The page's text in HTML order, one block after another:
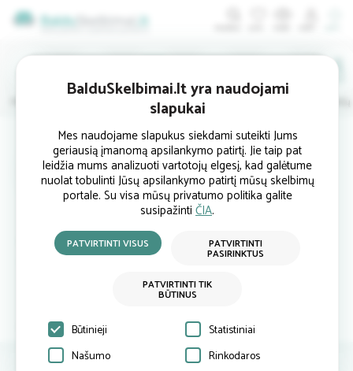
Virtuvės Valgomojo Miegamojo Vaikų
rug_01
Kaunas
rugbyt0808...
Atsiliepimai
BalduSkelbimai.lt yra naudojami
slapukai
Mes naudojame slapukus siekdami suteikti Jums
geriausią įmanomą apsilankymo patirtį. Jie taip pat
leidžia mums analizuoti vartotojų elgesį, kad galėtume
nuolat tobulinti Jūsų apsilankymo patirtį mūsų skelbimų
portale. Su visa mūsų privatumo politika galite
susipažinti ČIA.
PATVIRTINTI VISUS PATVIRTINTI
PASIRINKTUS
PATVIRTINTI TIK
BŪTINUS
Būtinieji
Statistiniai
Našumo
Rinkodaros